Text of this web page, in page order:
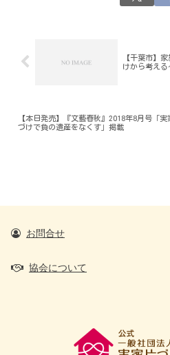
【千葉市】
けから考え
【本日発売】『文藝春秋』2018年8月号「実
づけで負の遺産をなくす」掲載
お問合せ
協会について